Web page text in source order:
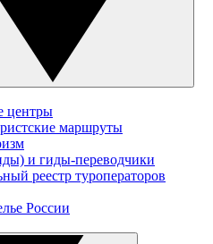
центры
маршруты
и гиды-переводчики
реестр туроператоров
России